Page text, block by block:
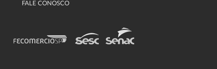
FALE CONOSCO